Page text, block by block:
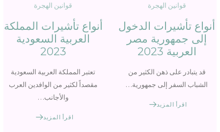
قوانين الهجرة
أنواع تأشيرات الدخول
إلى جمهورية مصر
العربية 2023
قد يتبادر على ذهن الكثير من
الشباب السفر إلى جمهورية…
اقرأ المزيد
قوانين الهجرة
أنواع تأشيرات المملكة
العربية السعودية
2023
تعتبر المملكة العربية السعودية
مقصداً لكثير من الوافدين العرب
والأجانب…
اقرأ المزيد